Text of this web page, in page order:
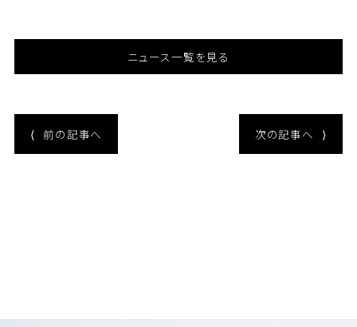
ニュース一覧を見る
⟨ 前の記事へ 次の記事へ ⟩